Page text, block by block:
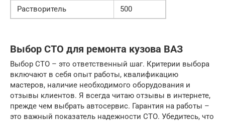
Растворитель
500
Выбор СТО для ремонта кузова ВАЗ
Выбор СТО – это ответственный шаг. Критерии выбора
включают в себя опыт работы, квалификацию
мастеров, наличие необходимого оборудования и
отзывы клиентов. Я всегда читаю отзывы в интернете,
прежде чем выбрать автосервис. Гарантия на работы –
это важный показатель надежности СТО. Убедитесь, что